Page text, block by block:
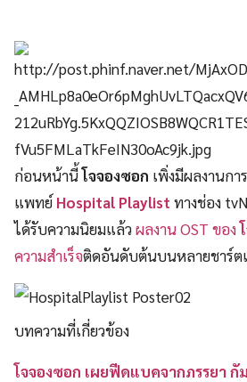
ก่อนหน้านี้โจจองซอก เพิ่งมีผลงานก
แพทย์ Hospital Playlist ทางช่อง
ได้รับความนิยมแล้วผลงาน OST ของ
ความสำเร็จติดอันดับต้นบนหลายชาร์ต
บทความที่เกี่ยวข้อง
โจจองซอก เผยฟีดแบคจากภรรยา กั